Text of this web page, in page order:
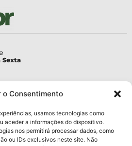
o Consentimento
usamos tecnologias como
aceder a informações do dispositivo.
nos permitirá processar dados, como
ou IDs exclusivos neste site. Não
Sexta
à Pesquisa
à Inovação
à Bolsas